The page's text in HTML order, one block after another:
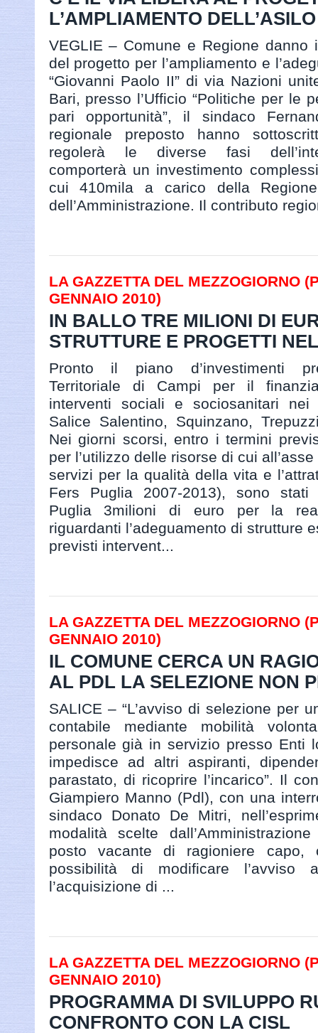
L’AMPLIAMENTO
VEGLIE – Comune e Regione danno
del progetto per l’ampliamento e
“Giovanni Paolo II” di via Nazioni
Bari, presso l’Ufficio “Politiche per le
pari opportunità”, il sindaco
regionale preposto hanno
regolerà le diverse fasi
comporterà un investimento
cui 410mila a carico della
dell’Amministrazione. Il contributo
LA GAZZETTA DEL MEZZOGIORNO
GENNAIO 2010)
IN BALLO TRE MILIONI DI
STRUTTURE E PROGETTI
Pronto il piano d’investimenti
Territoriale di Campi per il
interventi sociali e sociosanitari nei
Salice Salentino, Squinzano,
Nei giorni scorsi, entro i termini
per l’utilizzo delle risorse di cui
servizi per la qualità della vita e
Fers Puglia 2007-2013), sono
Puglia 3milioni di euro per la
riguardanti l’adeguamento di strutture
previsti intervent...
LA GAZZETTA DEL MEZZOGIORNO
GENNAIO 2010)
IL COMUNE CERCA UN
AL PDL LA SELEZIONE NON
SALICE – “L’avviso di selezione per
contabile mediante mobilità
personale già in servizio presso Enti
impedisce ad altri aspiranti,
parastato, di ricoprire l’incarico”. Il
Giampiero Manno (Pdl), con una
sindaco Donato De Mitri,
modalità scelte
posto vacante di ragioniere
possibilità di modificare l’avviso
l’acquisizione di ...
LA GAZZETTA DEL MEZZOGIORNO
GENNAIO 2010)
PROGRAMMA DI SVILUPPO
CONFRONTO CON LA CISL